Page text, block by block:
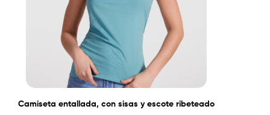
Camiseta entallada, con sisas y escote ribeteado